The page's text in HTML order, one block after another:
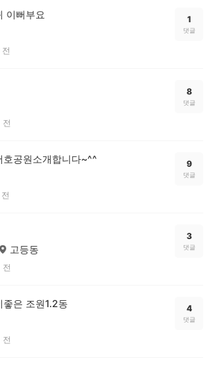
이뻐부요 1
댓글
8
댓글
호공원소개합니다~^^ 9
댓글
고등동
3
댓글
은 조원1.2동
전
4
댓글